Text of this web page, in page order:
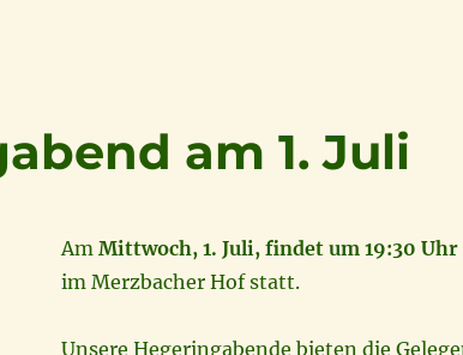
am 1. Juli
Am Mittwoch, 1. Juli, findet um 19:30 Uhr
im Merzbacher Hof statt.
Unsere Hegeringabende bieten die